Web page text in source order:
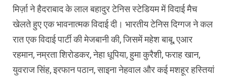
मिर्ज़ा ने हैदराबाद के लाल बहादुर टेनिस स्टेडियम में विदाई मैच
खेलते हुए एक भावनात्मक विदाई दी। भारतीय टेनिस दिग्गज ने कल
रात एक विदाई पार्टी की मेजबानी की, जिसमें महेश बाबू, एआर
रहमान, नम्रता शिरोडकर, नेहा धूपिया, हुमा कुरैशी, फराह खान,
युवराज सिंह, इरफान पठान, साइना नेहवाल और कई मशहूर हस्तियां